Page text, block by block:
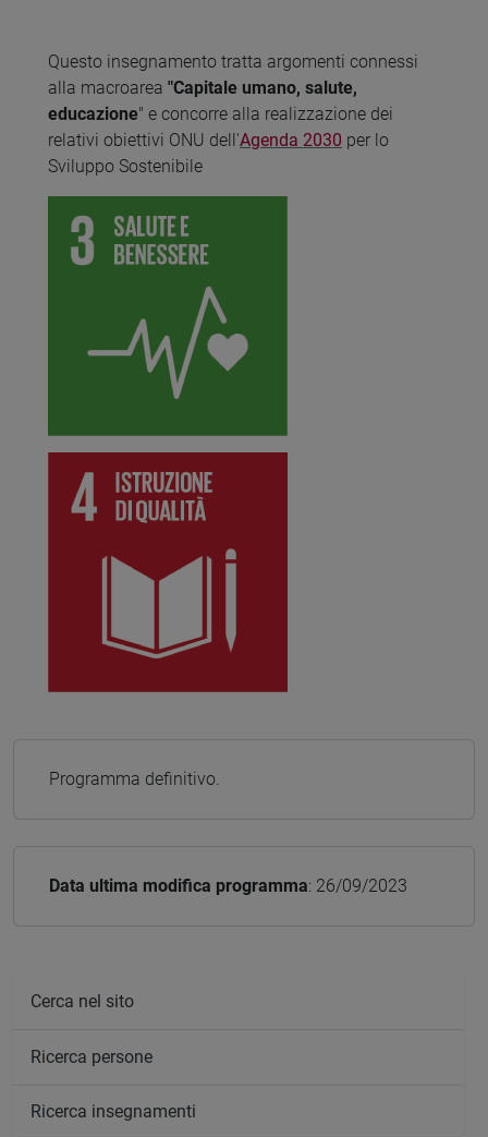
Questo insegnamento tratta argomenti connessi
alla macroarea "Capitale umano, salute,
educazione" e concorre alla realizzazione dei
relativi obiettivi ONU dell'Agenda 2030 per lo
Sviluppo Sostenibile
Programma definitivo.
Data ultima modifica programma: 26/09/2023
Cerca nel sito
Ricerca persone
Ricerca insegnamenti